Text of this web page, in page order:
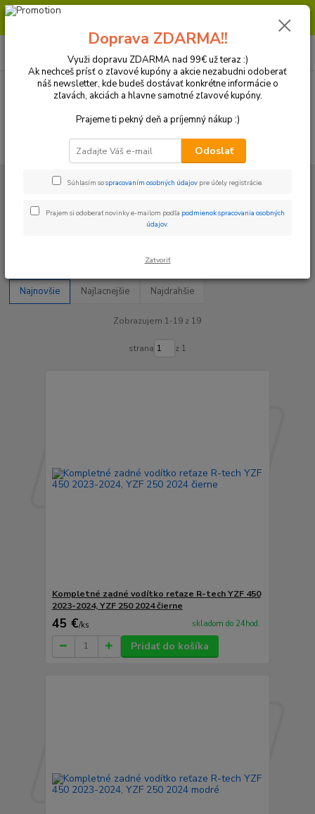
Milí zákazníci, pri objednávke nad 99€ získate poštovné ZDARMA.
(Po-Pia, 8:30-16:30 hod.)
Plasty a Kryty Yamaha Vodítka reťaze
Vodítka reťaze
Najnovšie Najlacnejšie Najdrahšie
Zobrazujem 1-19 z 19
strana z 1
Kompletné zadné vodítko reťaze R-tech YZF 450
2023-2024, YZF 250 2024 čierne
45 €/ks skladom do 24hod.
Pridať do košíka
Doprava ZDARMA!!
Využi dopravu ZDARMA nad 99€ už teraz :)
Ak nechceš prísť o zľavové kupóny a akcie nezabudni odoberať
náš newsletter, kde budeš dostávať konkrétne informácie o
zľavách, akciách a hlavne samotné zľavové kupóny.
Prajeme ti pekný deň a príjemný nákup :)
Odoslať
Súhlasím sospracovaním osobných údajov pre účely registrácie.
Prajem si odoberať novinky e-mailom podľa podmienok spracovania osobných
údajov.
Zatvoriť